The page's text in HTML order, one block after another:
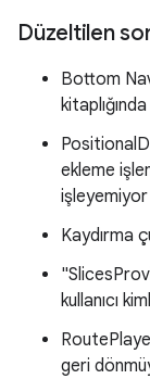
Düzeltilen
Bottom
ekleme
işleyemiyor
Kaydırma
kullanıcı
geri